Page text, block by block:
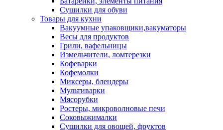
Сушилки для обуви
Товары для кухни
Вакуумные упаковщики,вакуматоры
Весы для продуктов
Грили, вафельницы
Измельчители, ломтерезки
Кофеварки
Кофемолки
Миксеры, блендеры
Мультиварки
Мясорубки
Ростеры, микроволновые печи
Соковыжималки
Сушилки для овощей, фруктов